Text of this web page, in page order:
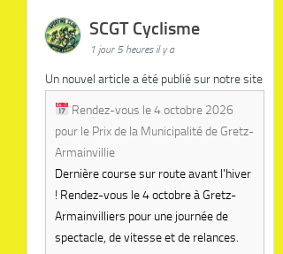
SCGT Cyclisme
1 jour 5 heures il y a
Un nouvel article a été publié sur notre site
Rendez-vous le 4 octobre 2026
pour le Prix de la Municipalité de Gretz-
Armainvillie
Dernière course sur route avant l'hiver
! Rendez-vous le 4 octobre à Gretz-
Armainvilliers pour une journée de
spectacle, de vitesse et de relances.